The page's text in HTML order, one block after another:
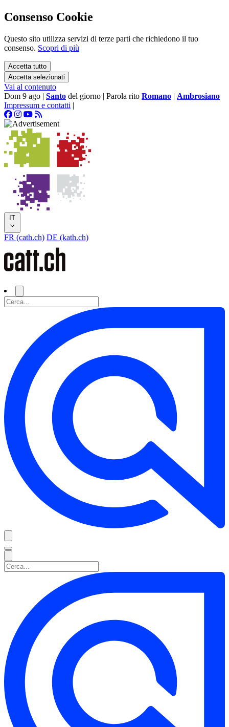
Consenso Cookie
Questo sito utilizza servizi di terze parti che richiedono il tuo
consenso. Scopri di più
Accetta tutto
Accetta selezionati
Vai al contenuto
Dom 9 ago | Santo del giorno | Parola rito Romano | Ambrosiano
Impressum e contatti |
IT
FR (cath.ch) DE (kath.ch)